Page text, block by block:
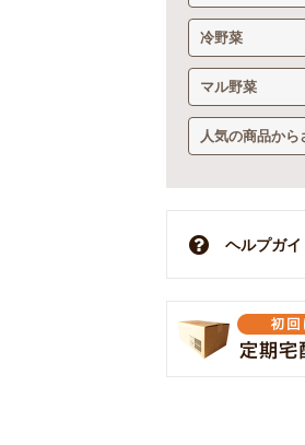
冷野菜
マル野菜
人気の商品から
ヘルプガ